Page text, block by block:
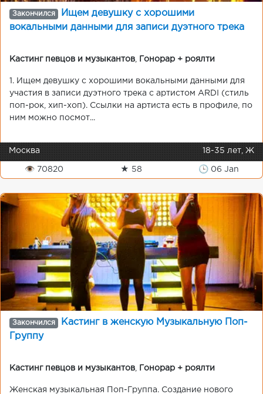
Закончился
Ищем девушку с хорошими
вокальными данными для записи дуэтного трека
Кастинг певцов и музыкантов Гонорар + роялти
1. Ищем девушку с хорошими вокальными данными для
участия в записи дуэтного трека с артистом ARDI (стиль
поп-рок, хип-хоп). Ссылки на артиста есть в профиле, по
ним можно посмот...
Москва 18-35 лет, Ж
👁 70820 ★ 58 🕒 06 Jan
Закончился
Кастинг в женскую Музыкальную Поп-
Группу
Кастинг певцов и музыкантов Гонорар + роялти
Женская музыкальная Поп-Группа. Создание нового